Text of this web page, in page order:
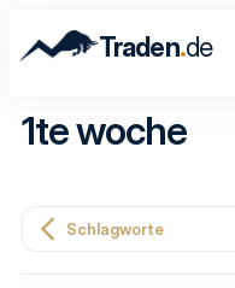
Traden.de
1te woche
Schlagworte